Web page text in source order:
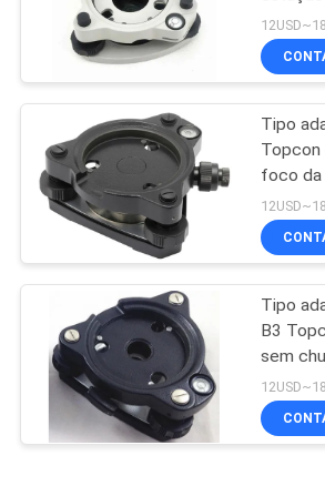
Tripés do
instrumento
Baterias de
refletor
Tipo
Topcon
foco
ótica
Tipo
B3
sem
ótica